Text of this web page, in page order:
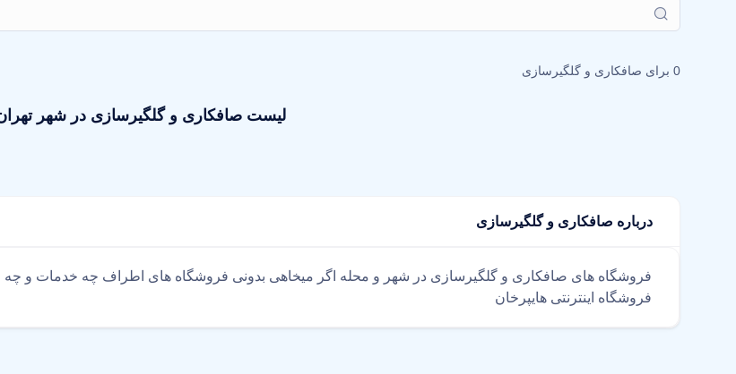
0 برای صافکاری و گلگیرسازی
لیست صافکاری و گلگیرسازی در شهر
درباره صافکاری و گلگیرسازی
فروشگاه های صافکاری و گلگیرسازی در شهر و محله اگر میخاهی بدونی فروشگاه های اطراف چه خدمات و چه
فروشگاه اینترنتی هایپرخان